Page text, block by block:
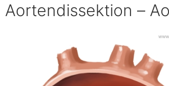
Aortendissektion –